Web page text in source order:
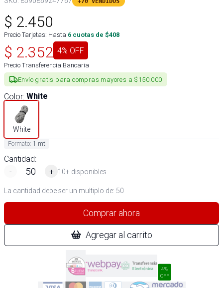
$ 2.450
Precio Tarjetas: Hasta 6 cuotas de $408
$ 2.352 4% OFF
Precio Transferencia Bancaria
Envío gratis para compras mayores a $150.000
Color: White
White
Formato: 1 mt
Cantidad:
-
+ 10+ disponibles
La cantidad debe ser un multiplo de: 50
Comprar ahora
Agregar al carrito
4%
OFF